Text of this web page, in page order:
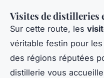
Visites de distilleries
Sur cette route, les
véritable festin pour
des régions réputées
distillerie vous